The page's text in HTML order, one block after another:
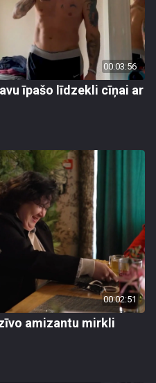
00:03:56
īpašo līdzekli cīņai ar
00:02:51
amizantu mirkli